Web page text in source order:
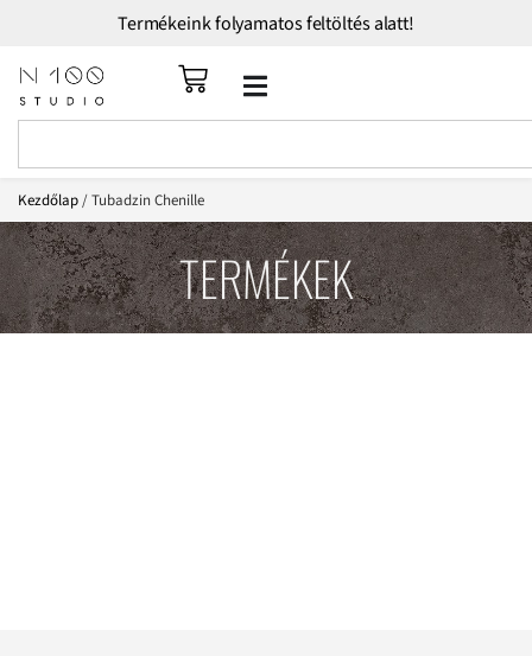
Termékeink folyamatos feltöltés alatt!
Kezdőlap/ Tubadzin Chenille
TERMÉKEK